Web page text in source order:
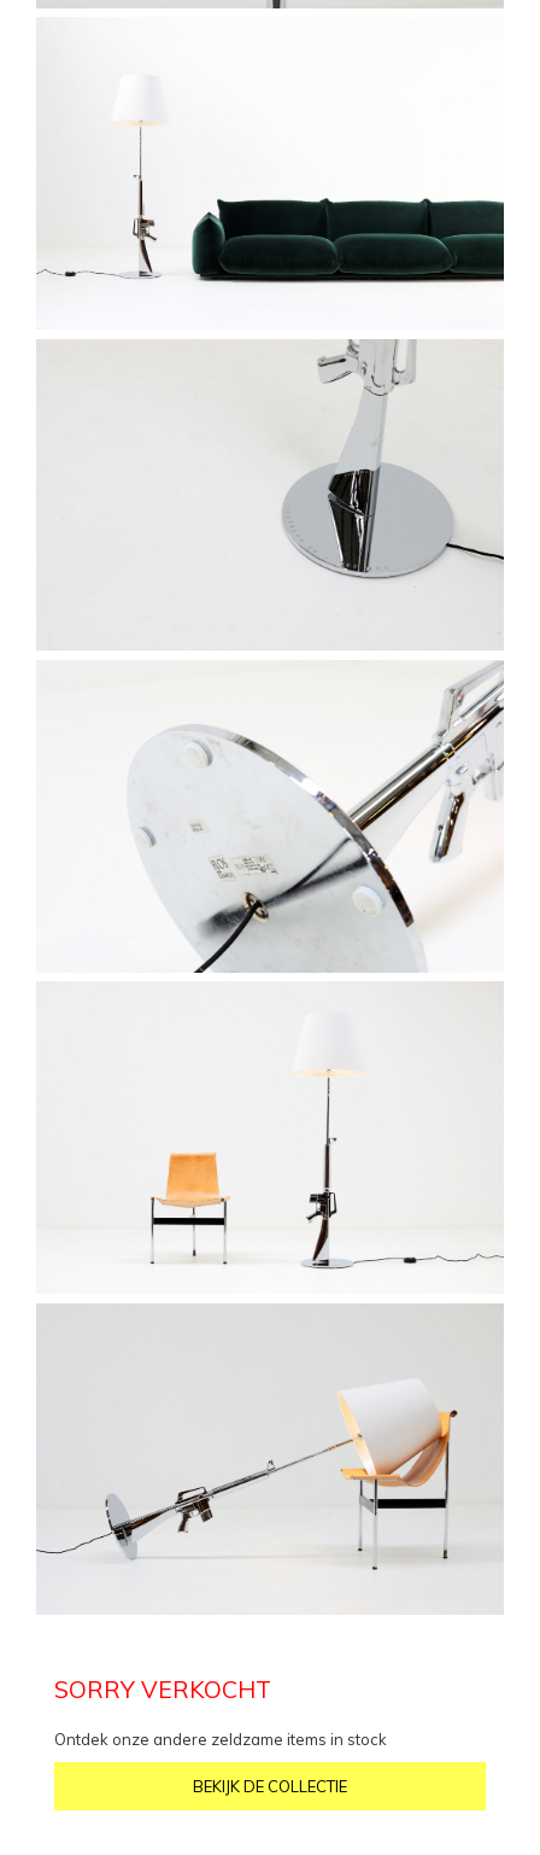
SORRY VERKOCHT
Ontdek onze andere zeldzame items in stock
BEKIJK DE COLLECTIE